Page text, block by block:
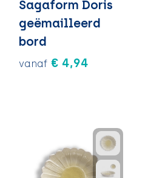
Sagaform Doris
geëmailleerd
bord
vanaf € 4,94